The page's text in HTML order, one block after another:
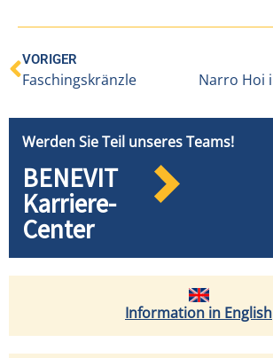
VORIGER
Faschingskränzle
Werden Sie Teil unseres Teams!
BENEVIT
Karriere-
Center
Information in English